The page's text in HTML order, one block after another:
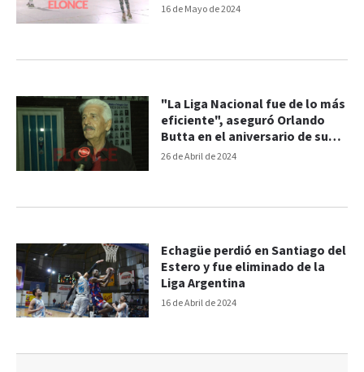
16 de Mayo de 2024
26 de Abril de 2024
"La Liga Nacional fue de lo más
eficiente", aseguró Orlando
Butta en el aniversario de su
creación
16 de Abril de 2024
Echagüe perdió en Santiago del
Estero y fue eliminado de la
Liga Argentina